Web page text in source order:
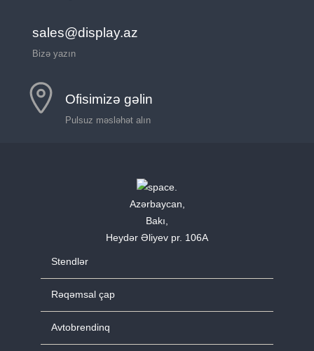
sales@display.az
Bizə yazın
Ofisimizə gəlin
Pulsuz məsləhət alın
Azərbaycan,
Bakı,
Heydər Əliyev pr. 106A
Stendlər
Rəqəmsal çap
Avtobrendinq